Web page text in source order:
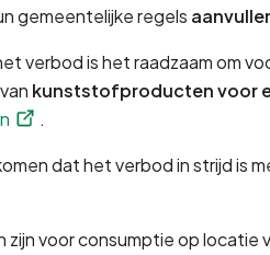
gemeentelijke regels
verbod is het raadzaam om
kunststofproducten voor
.
dat het verbod in strijd is
zijn voor consumptie op